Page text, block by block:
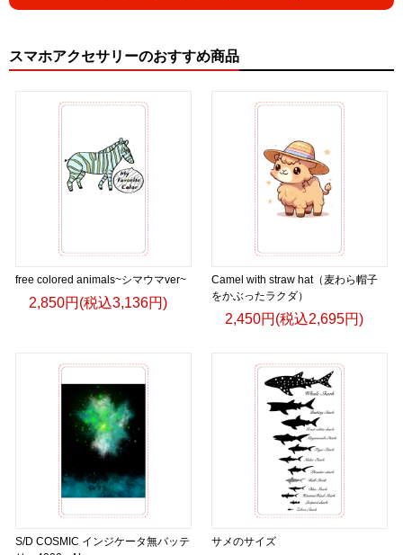
スマホアクセサリーのおすすめ商品
free colored animals~シマウマver~
2,850円(税込3,136円)
Camel with straw hat（麦わら帽子
をかぶったラクダ）
2,450円(税込2,695円)
S/D COSMIC インジケータ無バッテ
サメのサイズ